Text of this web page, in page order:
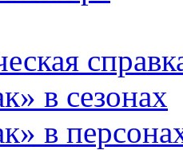
в сезонах
в